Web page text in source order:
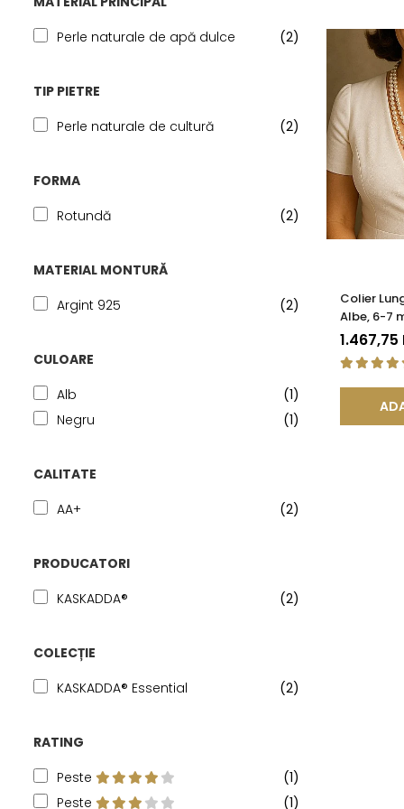
Seturi Perle cu Argint
Brățări cu Perle
Brose cu Perle
Perle naturale de apă dulce
(2)
TIP PIETRE
Perle naturale de cultură
(2)
FORMA
Rotundă
(2)
MATERIAL MONTURĂ
Argint 925
(2)
CULOARE
Alb
(1)
Negru
(1)
CALITATE
AA+
(2)
PRODUCATORI
KASKADDA®
(2)
COLECȚIE
KASKADDA® Essential
(2)
RATING
Peste
(1)
Peste
(1)
Colier
Albe, 6-7
1.467,75